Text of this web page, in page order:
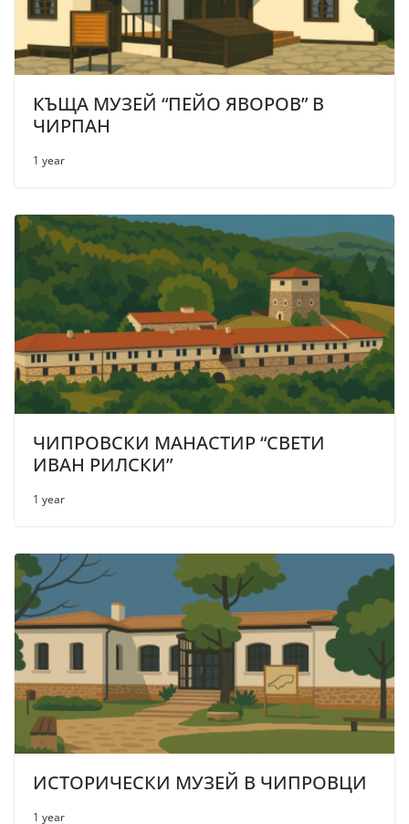
КЪЩА МУЗЕЙ “ПЕЙО ЯВОРОВ” В
ЧИРПАН
1 year
ЧИПРОВСКИ МАНАСТИР “СВЕТИ
ИВАН РИЛСКИ”
1 year
ИСТОРИЧЕСКИ МУЗЕЙ В ЧИПРОВЦИ
1 year